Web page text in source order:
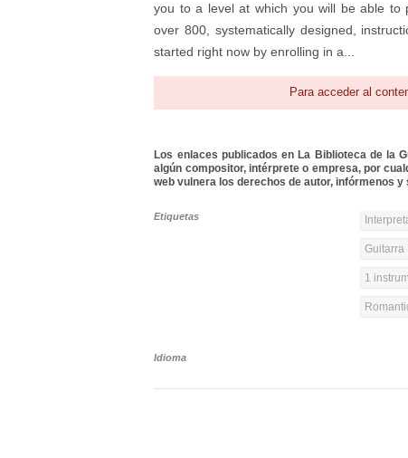
you to a level at which you will be able to
over 800, systematically designed,
started right now by enrolling in a...
Para acceder al
Los enlaces publicados en La Biblioteca de la
algún compositor, intérprete o empresa, por
web vulnera los derechos de autor, infórmenos y
Etiquetas
Guitarra
1
Idioma